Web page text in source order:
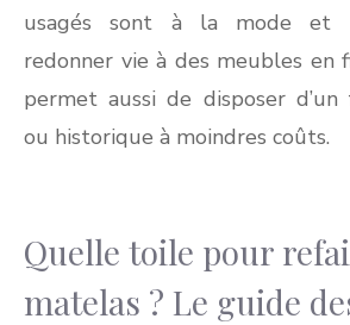
usagés sont à la mode et
redonner vie à des meubles en
permet aussi de disposer
ou historique à moindres coûts.
Quelle toile pour
matelas ? Le guide